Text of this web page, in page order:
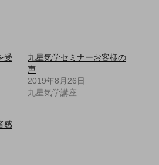
受
九星気学セミナーお客様の
声
2019年8月26日
九星気学講座
感